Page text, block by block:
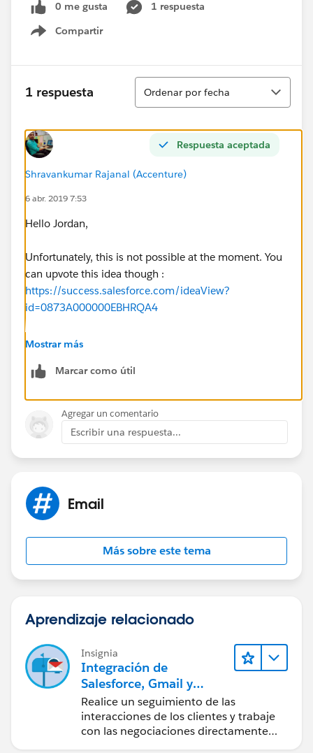
0 me gusta
1 respuesta
Compartir
Show menu
1 respuesta
Ordenar
Ordenar por fecha
Respuesta aceptada
Shravankumar Rajanal (Accenture)
6 abr. 2019 7:53
Hello Jordan,
Unfortunately, this is not possible at the moment. You
can upvote this idea though :
https://success.salesforce.com/ideaView?
id=0873A000000EBHRQA4
Thank you
Mostrar más
Marcar como útil
Agregar un comentario
Escribir una respuesta...
Email
Más sobre este tema
Aprendizaje relacionado
Insignia
Integración de
Salesforce, Gmail y
Google Calendar
Realice un seguimiento de las
interacciones de los clientes y trabaje
con las negociaciones directamente